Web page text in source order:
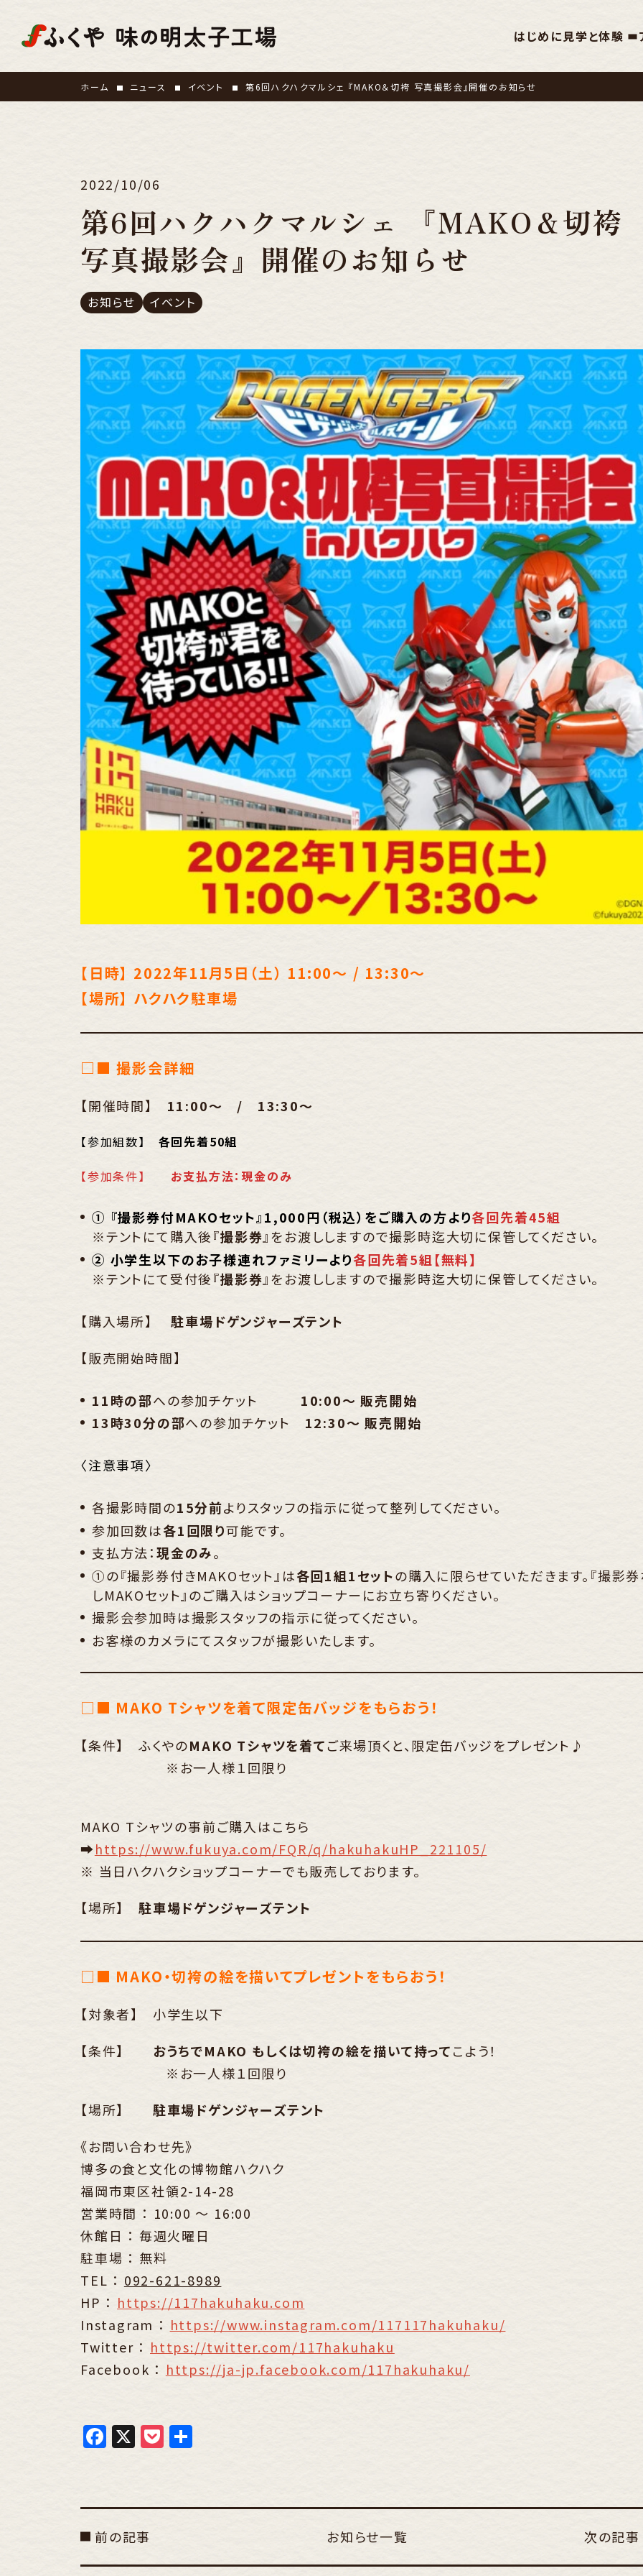
はじめに見学と体験
ホーム ニュース イベント 第6回ハクハクマルシェ 『MAKO＆切袴 写真撮影会』開催のお知らせ
2022/10/06
第6回ハクハクマルシェ 『MAKO＆切袴
写真撮影会』開催のお知らせ
お知らせ イベント
【日時】 2022年11月5日（土） 11:00～ / 13:30～
【場所】 ハクハク駐車場
□■ 撮影会詳細
【開催時間】 11:00～ / 13:30～
【参加組数】 各回先着50組
【参加条件】
お支払方法：現金のみ
① 『撮影券付MAKOセット』1,000円（税込）をご購入の方より各回先着45組
※テントにて購入後『撮影券』をお渡ししますので撮影時迄大切に保管してください。
② 小学生以下のお子様連れファミリーより各回先着5組【無料】
※テントにて受付後『撮影券』をお渡ししますので撮影時迄大切に保管してください。
【購入場所】駐車場ドゲンジャーズテント
【販売開始時間】
11時の部への参加チケット 10:00～ 販売開始
13時30分の部への参加チケット 12:30～ 販売開始
〈注意事項〉
各撮影時間の15分前よりスタッフの指示に従って整列してください。
参加回数は各1回限り可能です。
支払方法：現金のみ。
①の『撮影券付きMAKOセット』は各回1組1セットの購入に限らせていただきます。『撮影
しMAKOセット』のご購入はショップコーナーにお立ち寄りください。
撮影会参加時は撮影スタッフの指示に従ってください。
お客様のカメラにてスタッフが撮影いたします。
□■ MAKO Tシャツを着て限定缶バッジをもらおう！
【条件】 ふくやのMAKO Tシャツを着てご来場頂くと、限定缶バッジをプレゼント♪
※お一人様１回限り
MAKO Tシャツの事前ご購入はこちら
➡https://www.fukuya.com/FQR/q/hakuhakuHP_221105/
※ 当日ハクハクショップコーナーでも販売しております。
【場所】 駐車場ドゲンジャーズテント
□■ MAKO・切袴の絵を描いてプレゼントをもらおう！
【対象者】 小学生以下
【条件】 おうちでMAKO もしくは切袴の絵を描いて持ってこよう！
※お一人様１回限り
【場所】 駐車場ドゲンジャーズテント
《お問い合わせ先》
博多の食と文化の博物館ハクハク
福岡市東区社領2-14-28
営業時間 ： 10:00 ～ 16:00
休館日 ： 毎週火曜日
駐車場 ： 無料
TEL ： 092-621-8989
HP ： https://117hakuhaku.com
Instagram ： https://www.instagram.com/117117hakuhaku/
Twitter ： https://twitter.com/117hakuhaku
Facebook ： https://ja-jp.facebook.com/117hakuhaku/
Facebook
X Pocket
前の記事 お知らせ一覧 次の記事